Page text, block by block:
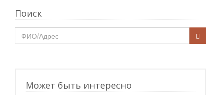
Поиск
Может быть интересно